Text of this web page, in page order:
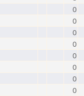
0
0
0
0
0
0
0
0